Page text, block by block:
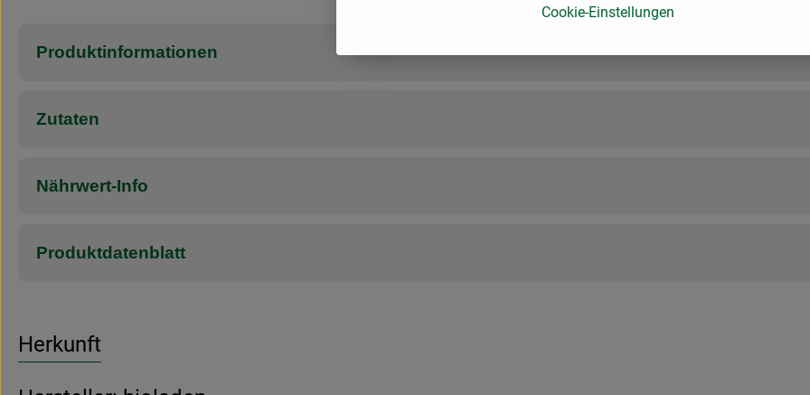
Produktinformationen
Zutaten
Nährwert-Info
Produktdatenblatt
Herkunft
Cookie-Einstellungen